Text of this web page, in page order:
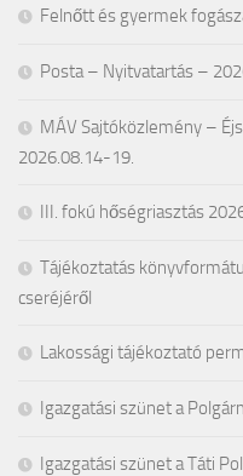
Felnőtt és gyermek
Posta – Nyitvatartás –
MÁV Sajtóközlemény –
2026.08.14-19.
III. fokú hőségriasztás
Tájékoztatás
cseréjéről
Lakossági tájékoztató
Igazgatási szünet a
Igazgatási szünet a Táti